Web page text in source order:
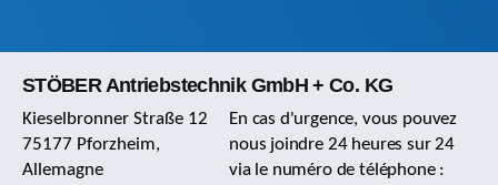
STÖBER Antriebstechnik GmbH + Co. KG
Kieselbronner Straße 12
75177 Pforzheim,
Allemagne
En cas d'urgence, vous pouvez
nous joindre 24 heures sur 24
via le numéro de téléphone :